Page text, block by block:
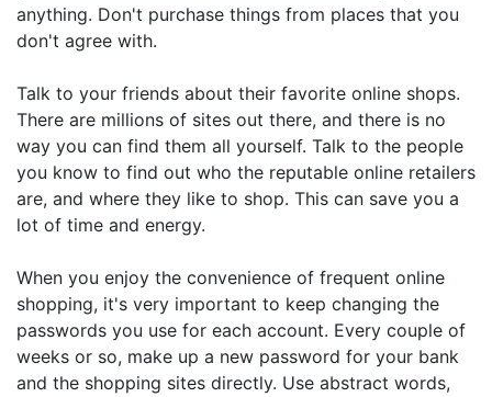
anything. Don't purchase things from places that you
don't agree with.
Talk to your friends about their favorite online shops.
There are millions of sites out there, and there is no
way you can find them all yourself. Talk to the people
you know to find out who the reputable online retailers
are, and where they like to shop. This can save you a
lot of time and energy.
When you enjoy the convenience of frequent online
shopping, it's very important to keep changing the
passwords you use for each account. Every couple of
weeks or so, make up a new password for your bank
and the shopping sites directly. Use abstract words,